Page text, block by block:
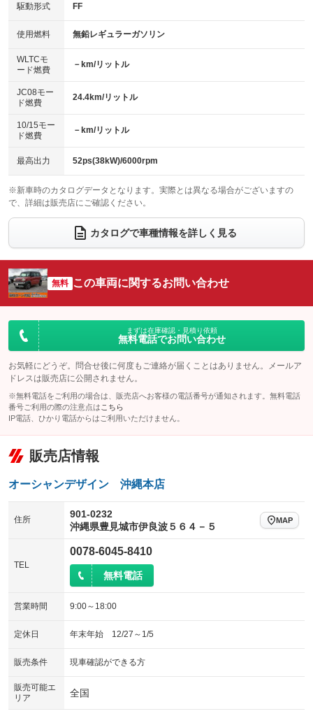
USB入力端子
：装備なし
100V電源
：装備なし
センターデフロック
：装備なし
電動格納ミラー
：装備なし
HID(キセノンライト)
：装備なし
バックカメラ
：装備なし
エアロ
：装備なし
：装備なし
パワーシート
ベンチシート
：装備なし
チップアップシート
：装備なし
：装備なし ：装備なし
ウォークスルー
：装備なし
電動リアゲート フロントカメラ
：装備なし
：装備なし ：装備なし
サイドカメラ
：装備なし ルーフレール
：装備なし
：装備なし
：装備なし
駆動形式 FF
使用燃料 無鉛レギュラーガソリン
WLTCモ
ード燃費
－km/リットル
JC08モー
ド燃費
24.4km/リットル
10/15モー
ド燃費
－km/リットル
最高出力 52ps(38kW)/6000rpm
※新車時のカタログデータとなります。実際とは異なる場合がございますの
で、詳細は販売店にご確認ください。
カタログで車種情報を詳しく見る
無料 この車両に関するお問い合わせ
まずは在庫確認・見積り依頼
無料電話でお問い合わせ
お気軽にどうぞ。問合せ後に何度もご連絡が届くことはありません。メールア
ドレスは販売店に公開されません。
※無料電話をご利用の場合は、販売店へお客様の電話番号が通知されます。無料電話
番号ご利用の際の注意点は こちら
IP電話、ひかり電話からはご利用いただけません。
販売店情報
オーシャンデザイン 沖縄本店
住所
901-0232
沖縄県豊見城市伊良波５６４－５
MAP
TEL
0078-6045-8410
無料電話
営業時間 9:00～18:00
定休日 年末年始 12/27～1/5
販売条件 現車確認ができる方
販売可能エ
リア
全国